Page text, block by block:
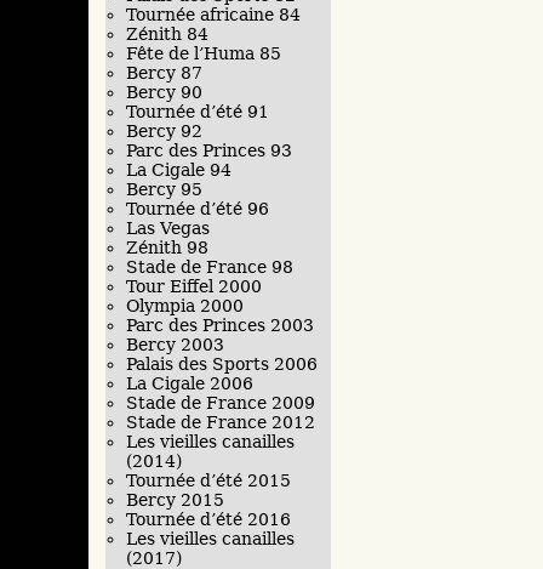
Tournée africaine 84
Zénith 84
Fête de l’Huma 85
Bercy 87
Bercy 90
Tournée d’été 91
Bercy 92
Parc des Princes 93
La Cigale 94
Bercy 95
Tournée d’été 96
Las Vegas
Zénith 98
Stade de France 98
Tour Eiffel 2000
Olympia 2000
Parc des Princes 2003
Bercy 2003
Palais des Sports 2006
La Cigale 2006
Stade de France 2009
Stade de France 2012
Les vieilles canailles
(2014)
Tournée d’été 2015
Bercy 2015
Tournée d’été 2016
Les vieilles canailles
(2017)